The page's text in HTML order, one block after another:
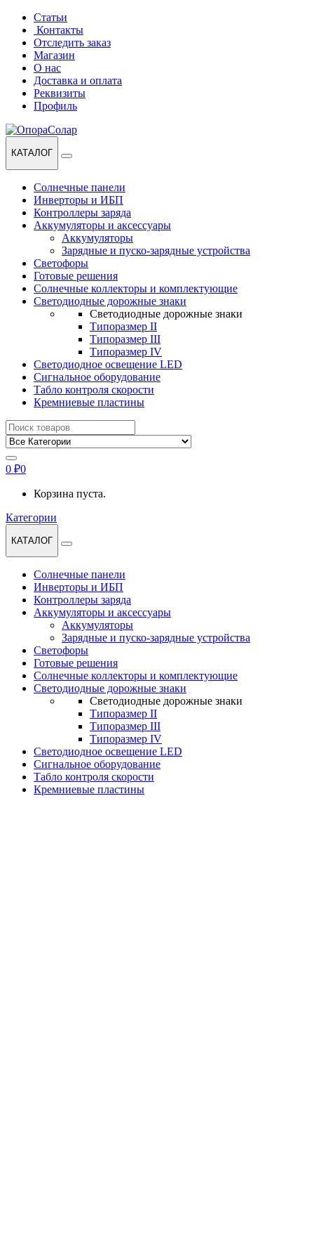
Перейти
навигации
Перейти
содержанию
Статьи
Контакты
Отследить заказ
Магазин
О нас
Доставка и оплата
Реквизиты
Профиль
КАТАЛОГ
Солнечные панели
Инверторы и ИБП
Контроллеры заряда
Аккумуляторы и аксессуары
Аккумуляторы
Зарядные и пуско-зарядные устройства
Светофоры
Готовые решения
Солнечные коллекторы и комплектующие
Светодиодные дорожные знаки
Светодиодные дорожные знаки
Типоразмер II
Типоразмер III
Типоразмер IV
Светодиодное освещение LED
Сигнальное оборудование
Табло контроля скорости
Кремниевые пластины
Найти:
0 ₽0
Корзина пуста.
Категории
КАТАЛОГ
Солнечные панели
Инверторы и ИБП
Контроллеры заряда
Аккумуляторы и аксессуары
Аккумуляторы
Зарядные и пуско-зарядные устройства
Светофоры
Готовые решения
Солнечные коллекторы и комплектующие
Светодиодные дорожные знаки
Светодиодные дорожные знаки
Типоразмер II
Типоразмер III
Типоразмер IV
Светодиодное освещение LED
Сигнальное оборудование
Табло контроля скорости
Кремниевые пластины